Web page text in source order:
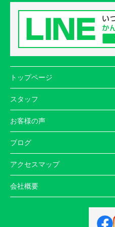
トップページ
スタッフ
お客様の声
ブログ
アクセスマップ
会社概要